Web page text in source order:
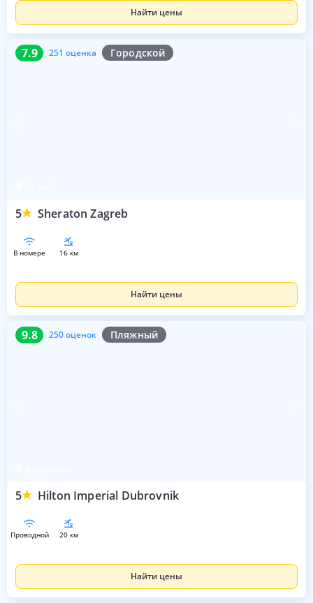
Найти цены
7.9 251 оценка Городской
5 Sheraton Zagreb
7.9 251 оценка
в номере 16 км
Найти цены
9.8 250 оценок Пляжный
5 Hilton Imperial Dubrovnik
9.8 250 оценок
проводной 20 км
Найти цены